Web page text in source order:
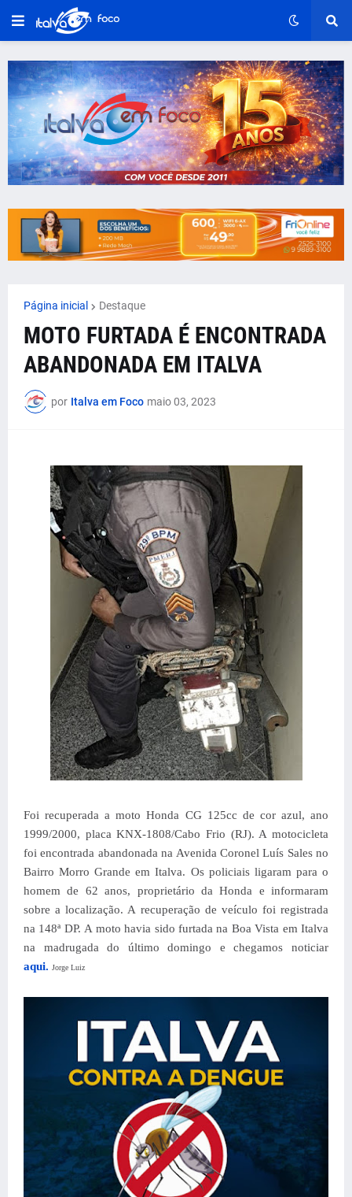
Página inicial Destaque
MOTO FURTADA É ENCONTRADA
ABANDONADA EM ITALVA
por Italva em Foco maio 03, 2023
Foi recuperada a moto Honda CG 125cc de cor azul, ano
1999/2000, placa KNX-1808/Cabo Frio (RJ). A motocicleta
foi encontrada abandonada na Avenida Coronel Luís Sales no
Bairro Morro Grande em Italva. Os policiais ligaram para o
homem de 62 anos, proprietário da Honda e informaram
sobre a localização. A recuperação de veículo foi registrada
na 148ª DP.A moto havia sido furtada na Boa Vista em Italva
na madrugada do último domingo e chegamos noticiar
aqui. Jorge Luiz